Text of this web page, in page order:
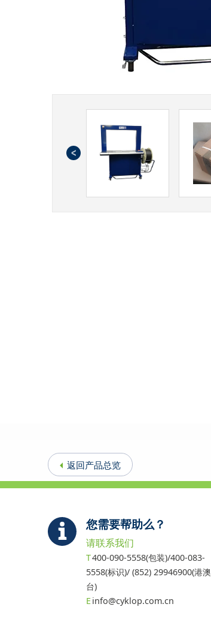
返回产品总览
您需要帮助么？
请联系我们
400-090-5558(包装)/400-083-
5558(标识)/ (852) 29946900(港澳
台)
info@cyklop.com.cn